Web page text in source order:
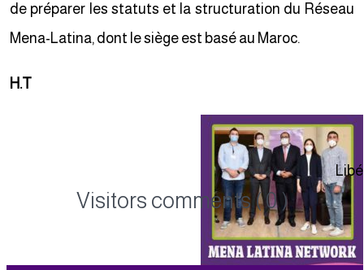
de préparer les statuts et la structuration du Réseau
Mena-Latina, dont le siège est basé au Maroc.
H.T
Visitors comments ( 0 )